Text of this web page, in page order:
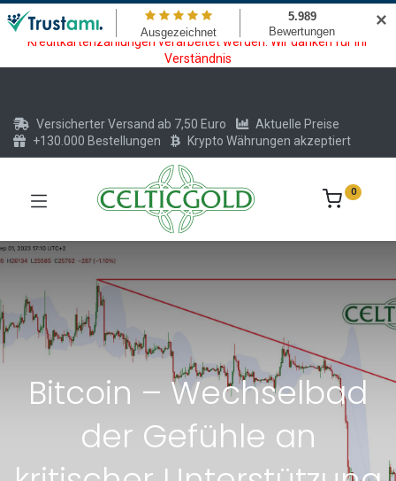
Wartungsarbeiten am Kreditkarten und Krypto Bezahlmodul. In der
Zeit vom 20.07. - 09.08.2026 können keine Krypto oder
Kreditkartenzahlungen verarbeitet werden. Wir danken für Ihr
Verständnis
Versicherter Versand ab 7,50 Euro
Aktuelle Preise
+130.000 Bestellungen
Krypto Währungen akzeptiert
0
Bitcoin – Wechselbad
der Gefühle an
✕